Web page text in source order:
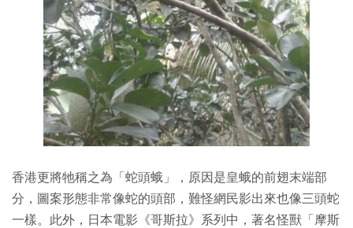
香港更將牠稱之為「蛇頭蛾」，原因是皇蛾的前翅末端部
分，圖案形態非常像蛇的頭部，難怪網民影出來也像三頭蛇
一樣。此外，日本電影《哥斯拉》系列中，著名怪獸「摩斯